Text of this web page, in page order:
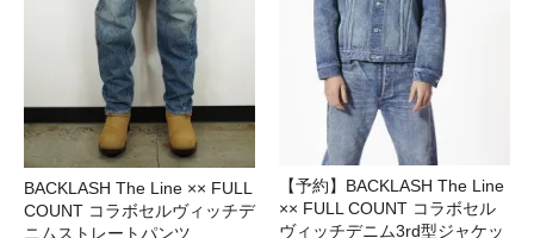
BACKLASH The Line ×× FULL
COUNT コラボセルヴィッチデ
ニムストレートパンツ
【予約】BACKLASH The Line
×× FULL COUNT コラボセル
ヴィッチデニム3rd型ジャケッ